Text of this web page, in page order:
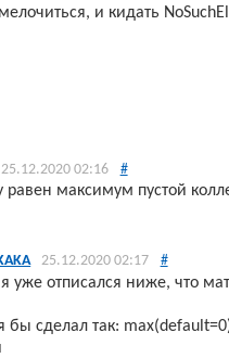
и кидать
25.12.2020 02:16 #
равен максимум пустой
25.12.2020 02:17 #
уже отписался ниже, что
бы сделал так: